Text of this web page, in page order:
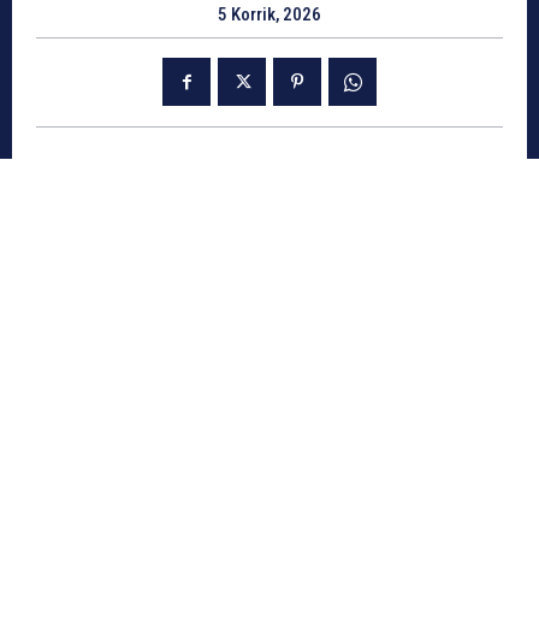
5 Korrik, 2026